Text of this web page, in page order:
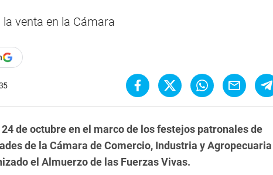
venta en la Cámara
de octubre en el marco de los festejos patronales de
de la Cámara de Comercio, Industria y Agropecuaria
el Almuerzo de las Fuerzas Vivas.